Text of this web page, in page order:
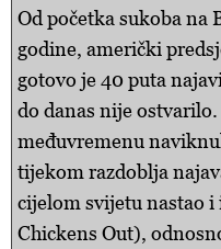
Od početka sukoba na
godine, američki
gotovo je 40 puta
do danas nije ostvarilo.
međuvremenu
tijekom razdoblja
cijelom svijetu nastao i
Chickens Out),